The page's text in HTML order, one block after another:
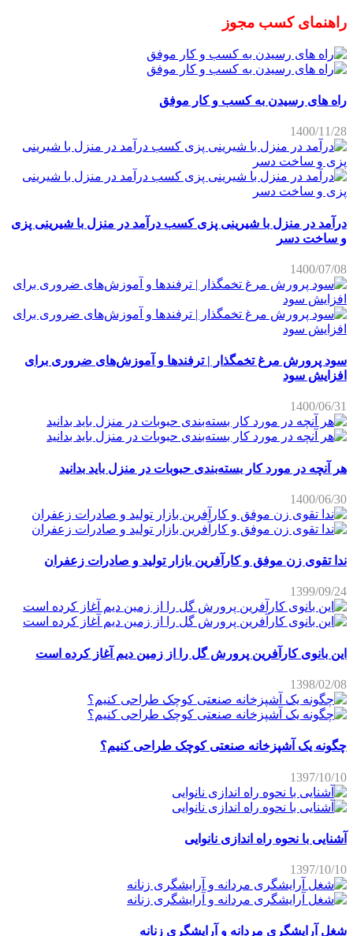
راهنمای کسب مجوز
راه های رسیدن به کسب و کار موفق
1400/11/28
درآمد در منزل با شیرینی پزی کسب درآمد در منزل با شیرینی پزی
و ساخت دسر
1400/07/08
سود پرورش مرغ تخمگذار | ترفندها و آموزش‌های ضروری برای
افزایش سود
1400/06/31
هر آنچه در مورد کار بسته‌بندی حبوبات در منزل باید بدانید
1400/06/30
ندا تقوی زن موفق و کارآفرین بازار تولید و صادرات زعفران
1399/09/24
این بانوی کارآفرین پرورش گل را از زمین دیم آغاز کرده است
1398/02/08
چگونه یک آشپزخانه صنعتی کوچک طراحی کنیم؟
1397/10/10
آشنایی با نحوه راه اندازی نانوایی
1397/10/10
شغل آرایشگری مردانه و آرایشگری زنانه